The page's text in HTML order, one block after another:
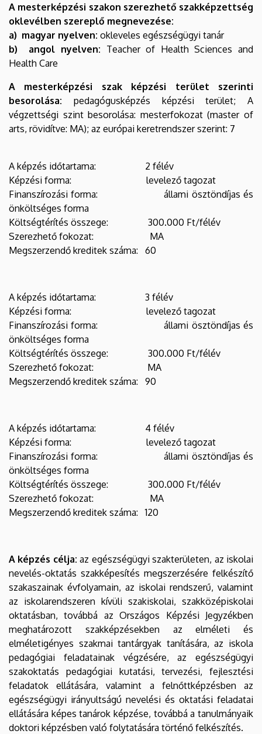
A mesterképzési szakon szerezhető szakképzettség
oklevélben szereplő megnevezése:
a) magyar nyelven: okleveles egészségügyi tanár
b) angol nyelven: Teacher of Health Sciences and
Health Care
A mesterképzési szak képzési terület szerinti
besorolása: pedagógusképzés képzési terület; A
végzettségi szint besorolása: mesterfokozat (master of
arts, rövidítve: MA); az európai keretrendszer szerint: 7
A képzés időtartama: 2 félév
Képzési forma: levelező tagozat
Finanszírozási forma: állami ösztöndíjas és
önköltséges forma
Költségtérítés összege: 300.000 Ft/félév
Szerezhető fokozat: MA
Megszerzendő kreditek száma: 60
A képzés időtartama: 3 félév
Képzési forma: levelező tagozat
Finanszírozási forma: állami ösztöndíjas és
önköltséges forma
Költségtérítés összege: 300.000 Ft/félév
Szerezhető fokozat: MA
Megszerzendő kreditek száma: 90
A képzés időtartama: 4 félév
Képzési forma: levelező tagozat
Finanszírozási forma: állami ösztöndíjas és
önköltséges forma
Költségtérítés összege: 300.000 Ft/félév
Szerezhető fokozat: MA
Megszerzendő kreditek száma: 120
A képzés célja: az egészségügyi szakterületen, az iskolai
nevelés-oktatás szakképesítés megszerzésére felkészítő
szakaszainak évfolyamain, az iskolai rendszerű, valamint
az iskolarendszeren kívüli szakiskolai, szakközépiskolai
oktatásban, továbbá az Országos Képzési Jegyzékben
meghatározott szakképzésekben az elméleti és
elméletigényes szakmai tantárgyak tanítására, az iskola
pedagógiai feladatainak végzésére, az egészségügyi
szakoktatás pedagógiai kutatási, tervezési, fejlesztési
feladatok ellátására, valamint a felnőttképzésben az
egészségügyi irányultságú nevelési és oktatási feladatai
ellátására képes tanárok képzése, továbbá a tanulmányaik
doktori képzésben való folytatására történő felkészítés.